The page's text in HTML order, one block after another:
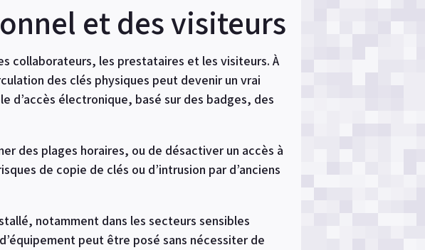
et des visiteurs
collaborateurs, les prestataires et les visiteurs. À
des clés physiques peut devenir un vrai
d’accès électronique, basé sur des badges, des
des plages horaires, ou de désactiver un accès à
de copie de clés ou d’intrusion par d’anciens
notamment dans les secteurs sensibles
peut être posé sans nécessiter de